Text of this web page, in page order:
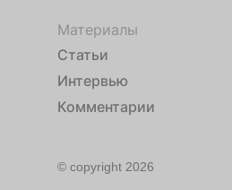
Материалы
Статьи
Интервью
Комментарии
© copyright 2026